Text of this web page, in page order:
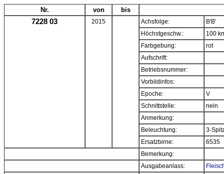
Nr. von bis
7228 03 2015 Achsfolge:
B'B'
Höchstgeschw.:
100
Farbgebung:
rot
Aufschrift:
Betriebsnummer:
Vorbildinfos:
Epoche:
V
Schnittstelle:
nein
Anmerkung:
Beleuchtung:
3-
Ersatzbirne:
6535
Bemerkung:
Ausgabeanlass: